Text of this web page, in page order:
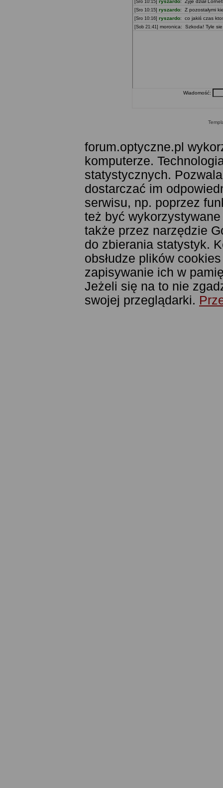
Wiadomość:
forum.optyczne.pl
komputerze.
statystycznych.
dostarczać im
serwisu, np. poprzez
też być
także przez narzędzie
do zbierania statystyk.
obsłudze plików
zapisywanie ich w
Jeżeli się na to nie
swojej przeglądarki.